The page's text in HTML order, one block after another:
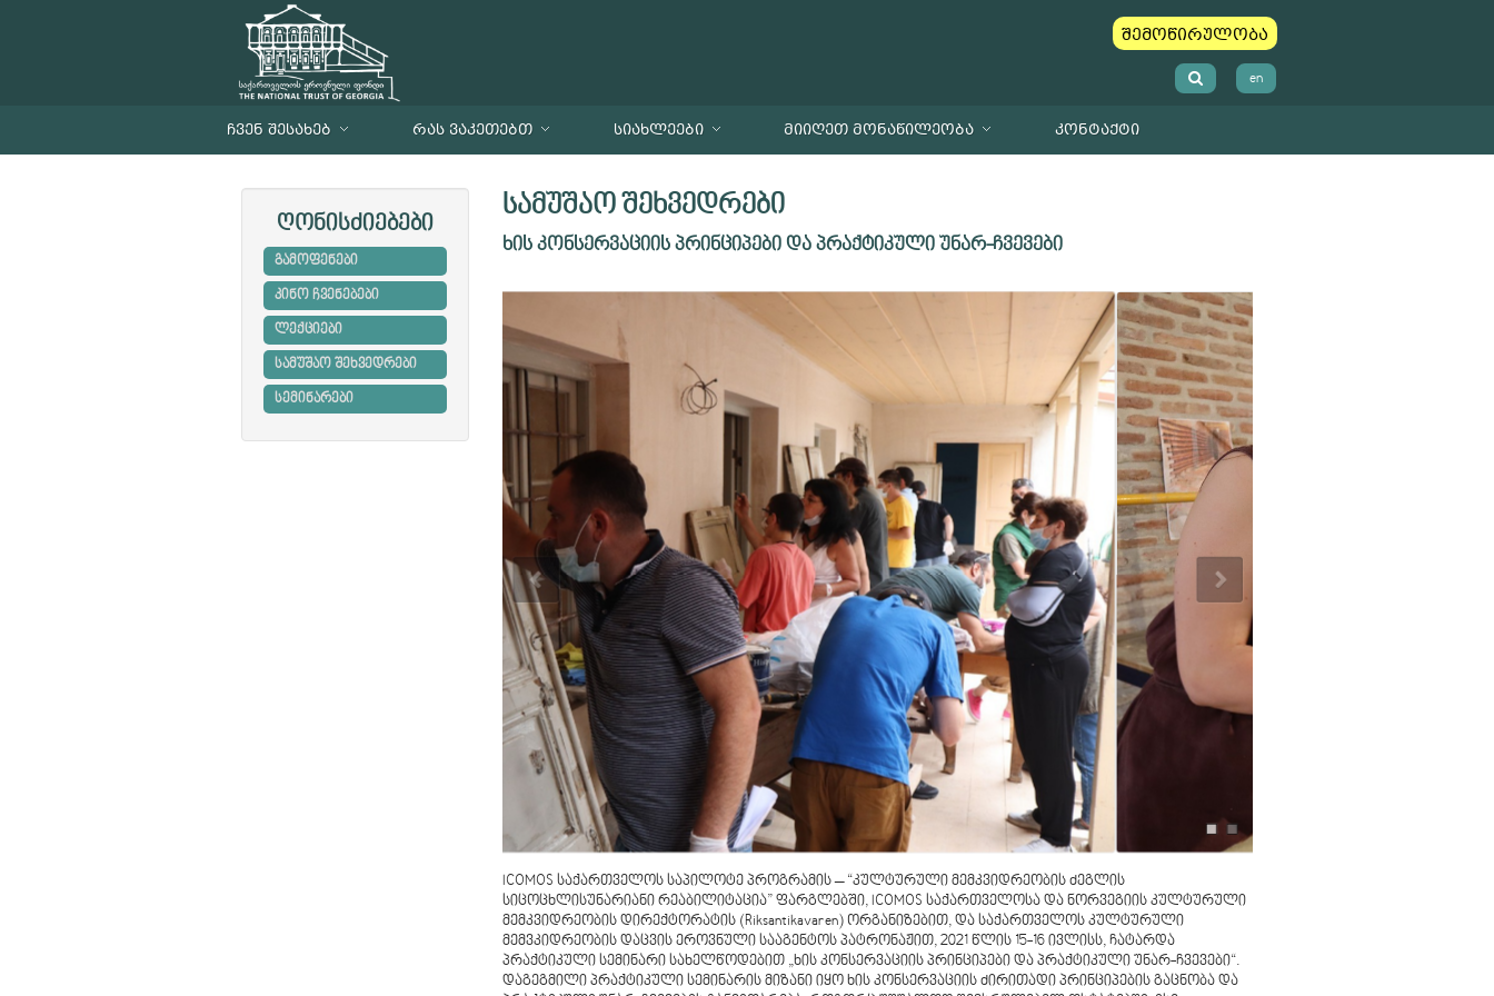
შემოწირულობა
en
ᲩᲕᲔᲜ ᲨᲔᲡᲐᲮᲔᲑ ᲠᲐᲡ ᲕᲐᲙᲔᲗᲔᲑᲗ ᲡᲘᲐᲮᲚᲔᲔᲑᲘ ᲛᲘᲘᲦᲔᲗ ᲛᲝᲜᲐᲬᲘᲚᲔᲝᲑᲐ ᲙᲝᲜᲢᲐᲥᲢᲘ
ღონისძიებები
გამოფენები
კინო ჩვენებები
ლექციები
სამუშაო შეხვედრები
სემინარები
სამუშაო შეხვედრები
ხის კონსერვაციის პრინციპები და პრაქტიკული უნარ-ჩვევები
ICOMOS საქართველოს საპილოტე პროგრამის – “კულტურული მემკვიდრეობის ძეგლის
სიცოცხლისუნარიანი რეაბილიტაცია” ფარგლებში, ICOMOS საქართველოსა და ნორვეგიის კულტურული
მემკვიდრეობის დირექტორატის (Riksantikavaren) ორგანიზებით, და საქართველოს კულტურული
მემვკიდრეობის დაცვის ეროვნული სააგენტოს პატრონაჟით, 2021 წლის 15-16 ივლისს, ჩატარდა
პრაქტიკული სემინარი სახელწოდებით „ხის კონსერვაციის პრინციპები და პრაქტიკული უნარ-ჩვევები“.
დაგეგმილი პრაქტიკული სემინარის მიზანი იყო ხის კონსერვაციის ძირითადი პრინციპების გაცნობა და